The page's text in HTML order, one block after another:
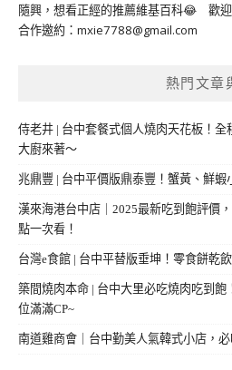
隨興，想看正經的推薦維基百科😂 歡
合作邀約： mxie7788@gmail.com
熱門文章
侍老井 | 台中套餐式個人燒肉天花板！
大廚來著～
兆鼎豐 | 台中平價版鼎泰豐！蟹黃、鮮蝦
漢來海港台中店｜2025最新吃到飽評價
點一次看！
台灣e食館 | 台中平替版垂坤！零食餅乾
築間燒肉本命 | 台中大里必吃燒肉吃到
位滿滿CP~
南道雞商會｜台中勤美人氣韓式小店，